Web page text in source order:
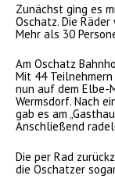
Zunächst ging es
Oschatz. Die
Mehr als 30
Am Oschatz
Mit 44
nun auf dem Elbe-
Wermsdorf. Nach
gab es am
Anschließend
Die per Rad
die Oschatzer